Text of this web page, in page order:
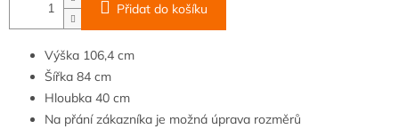
Přidat do košíku
Výška 106,4 cm
Šířka 84 cm
Hloubka 40 cm
Na přání zákazníka je možná úprava rozměrů